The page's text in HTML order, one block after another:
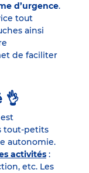
d’urgence.
tout
ainsi
de faciliter
👌
tout-petits
autonomie.
activités :
etc. Les